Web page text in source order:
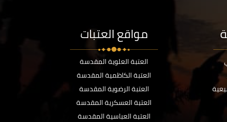
مواقع العتبات
العتبة العلوية المقدسة
العتبة الكاظمية المقدسة
العتبة الرضوية المقدسة
العتبة العسكرية المقدسة
العتبة العباسية المقدسة